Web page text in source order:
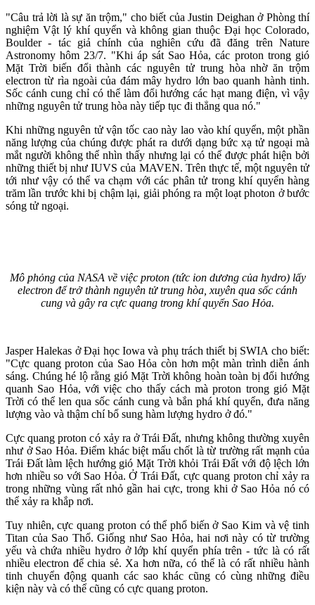
"Câu trả lời là sự ăn trộm," cho biết của Justin Deighan ở Phòng thí
nghiệm Vật lý khí quyển và không gian thuộc Đại học Colorado,
Boulder - tác giả chính của nghiên cứu đã đăng trên Nature
Astronomy hôm 23/7. "Khi áp sát Sao Hỏa, các proton trong gió
Mặt Trời biến đổi thành các nguyên tử trung hòa nhờ ăn trộm
electron từ rìa ngoài của đám mây hydro lớn bao quanh hành tinh.
Sốc cánh cung chỉ có thể làm đổi hướng các hạt mang điện, vì vậy
những nguyên tử trung hòa này tiếp tục đi thẳng qua nó."
Khi những nguyên tử vận tốc cao này lao vào khí quyển, một phần
năng lượng của chúng được phát ra dưới dạng bức xạ tử ngoại mà
mắt người không thể nhìn thấy nhưng lại có thể được phát hiện bởi
những thiết bị như IUVS của MAVEN. Trên thực tế, một nguyên tử
tới như vậy có thể va chạm với các phân tử trong khí quyển hàng
trăm lần trước khi bị chậm lại, giải phóng ra một loạt photon ở bước
sóng tử ngoại.
Mô phỏng của NASA về việc proton (tức ion dương của hydro) lấy
electron để trở thành nguyên tử trung hòa, xuyên qua sốc cánh
cung và gây ra cực quang trong khí quyển Sao Hỏa.
Jasper Halekas ở Đại học Iowa và phụ trách thiết bị SWIA cho biết:
"Cực quang proton của Sao Hỏa còn hơn một màn trình diễn ánh
sáng. Chúng hé lộ rằng gió Mặt Trời không hoàn toàn bị đổi hướng
quanh Sao Hỏa, với việc cho thấy cách mà proton trong gió Mặt
Trời có thể len qua sốc cánh cung và bắn phá khí quyển, đưa năng
lượng vào và thậm chí bổ sung hàm lượng hydro ở đó."
Cực quang proton có xảy ra ở Trái Đất, nhưng không thường xuyên
như ở Sao Hỏa. Điểm khác biệt mấu chốt là từ trường rất mạnh của
Trái Đất làm lệch hướng gió Mặt Trời khỏi Trái Đất với độ lệch lớn
hơn nhiều so với Sao Hỏa. Ở Trái Đất, cực quang proton chỉ xảy ra
trong những vùng rất nhỏ gần hai cực, trong khi ở Sao Hỏa nó có
thể xảy ra khắp nơi.
Tuy nhiên, cực quang proton có thể phổ biến ở Sao Kim và vệ tinh
Titan của Sao Thổ. Giống như Sao Hỏa, hai nơi này có từ trường
yếu và chứa nhiều hydro ở lớp khí quyển phía trên - tức là có rất
nhiều electron để chia sẻ. Xa hơn nữa, có thể là có rất nhiều hành
tinh chuyển động quanh các sao khác cũng có cùng những điều
kiện này và có thể cũng có cực quang proton.